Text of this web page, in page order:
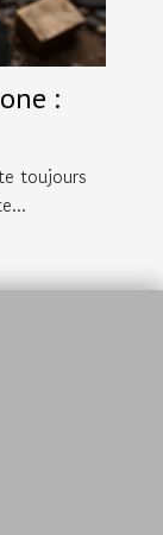
:
toujours